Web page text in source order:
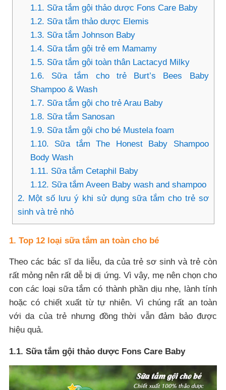
1.1. Sữa tắm gội thảo dược Fons Care Baby
1.2. Sữa tắm thảo dược Elemis
1.3. Sữa tắm Johnson Baby
1.4. Sữa tắm gội trẻ em Mamamy
1.5. Sữa tắm gội toàn thân Lactacyd Milky
1.6. Sữa tắm cho trẻ Burt’s Bees Baby
Shampoo & Wash
1.7. Sữa tắm gội cho trẻ Arau Baby
1.8. Sữa tắm Sanosan
1.9. Sữa tắm gội cho bé Mustela foam
1.10. Sữa tắm The Honest Baby Shampoo
Body Wash
1.11. Sữa tắm Cetaphil Baby
1.12. Sữa tắm Aveen Baby wash and shampoo
2. Một số lưu ý khi sử dụng sữa tắm cho trẻ sơ
sinh và trẻ nhỏ
1. Top 12 loại sữa tắm an toàn cho bé
Theo các bác sĩ da liễu, da của trẻ sơ sinh và trẻ còn
rất mỏng nên rất dễ bị dị ứng. Vì vậy, mẹ nên chọn cho
con các loại sữa tắm có thành phần dịu nhẹ, lành tính
hoặc có chiết xuất từ tự nhiên. Vì chúng rất an toàn
với da của trẻ nhưng đồng thời vẫn đảm bảo được
hiệu quả.
1.1. Sữa tắm gội thảo dược Fons Care Baby